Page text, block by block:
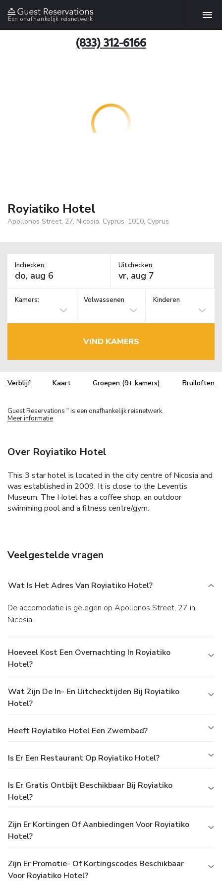
Een onafhankelijk reisnetwerk
(833) 312-6166
Royiatiko Hotel
Apollonos Street, 27, Nicosia, Cyprus, 1010, Cyprus
Inchecken: Uitchecken:
Kamers: Volwassenen Kinderen
VIND KAMERS
Verblijf Kaart Groepen (9+ kamers) Bruiloften
Guest Reservations TM is een onafhankelijk reisnetwerk.
Meer informatie
Over Royiatiko Hotel
This 3 star hotel is located in the city centre of Nicosia and
was established in 2009. It is close to the Leventis
Museum. The Hotel has a coffee shop, an outdoor
swimming pool and a fitness centre/gym.
Veelgestelde vragen
Wat Is Het Adres Van Royiatiko Hotel?
De accomodatie is gelegen op Apollonos Street, 27 in
Nicosia.
Hoeveel Kost Een Overnachting In Royiatiko
Hotel?
Wat Zijn De In- En Uitchecktijden Bij Royiatiko
Hotel?
Heeft Royiatiko Hotel Een Zwembad?
Is Er Een Restaurant Op Royiatiko Hotel?
Is Er Gratis Ontbijt Beschikbaar Bij Royiatiko
Hotel?
Zijn Er Kortingen Of Aanbiedingen Voor Royiatiko
Hotel?
Zijn Er Promotie- Of Kortingscodes Beschikbaar
Voor Royiatiko Hotel?